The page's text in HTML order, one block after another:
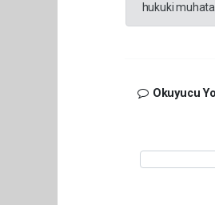
hukuki
Okuyucu